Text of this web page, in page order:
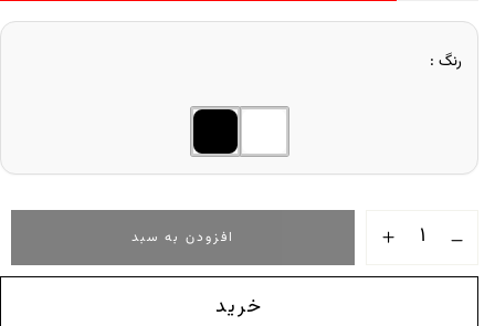
رنگ
افزودن به سبد
خرید